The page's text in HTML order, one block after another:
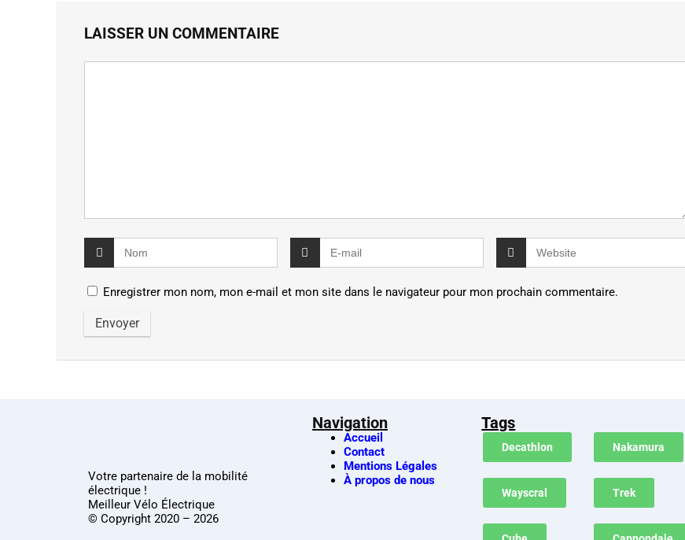
LAISSER UN COMMENTAIRE
Enregistrer mon nom, mon e-mail et mon site dans le navigateur pour mon prochain commentaire.
Votre partenaire de la mobilité
électrique !
Meilleur Vélo Électrique
© Copyright 2020 – 2026
Navigation
Accueil
Contact
Mentions Légales
À propos de nous
Tags
Decathlon Nakamura
Wayscral Trek